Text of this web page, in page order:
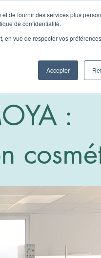
de fournir des services plus
de confidentialité.
en vue de respecter vos
Accepter
Contact
: